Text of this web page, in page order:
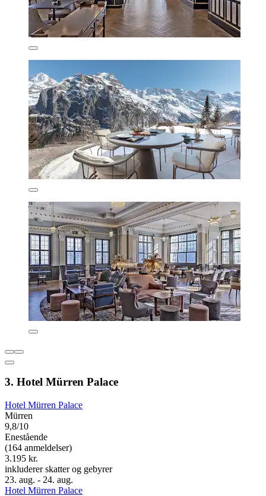
3. Hotel Mürren Palace
Hotel Mürren Palace
Mürren
9,8/10
Enestående
(164 anmeldelser)
3.195 kr.
inkluderer skatter og gebyrer
23. aug. - 24. aug.
Hotel Mürren Palace